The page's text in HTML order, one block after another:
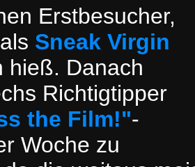
Erstbesucher,
Sneak Virgin
hieß. Danach
Richtigtipper
the Film!"-
Woche zu